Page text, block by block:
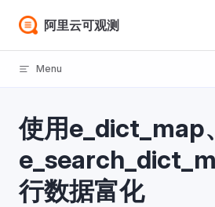
Skip to content
阿里云可观测
Menu
使用e_dict_map、
行数据富化